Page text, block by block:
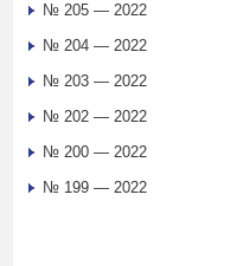
№ 205 — 2022
№ 204 — 2022
№ 203 — 2022
№ 202 — 2022
№ 200 — 2022
№ 199 — 2022